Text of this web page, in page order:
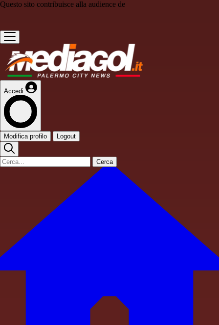
Questo sito contribuisce alla audience de
Accedi
Modifica profilo Logout
Cerca